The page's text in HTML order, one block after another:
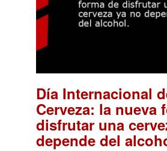
Día Internacional
Cerveza: la nueva
disfrutar una
depende del